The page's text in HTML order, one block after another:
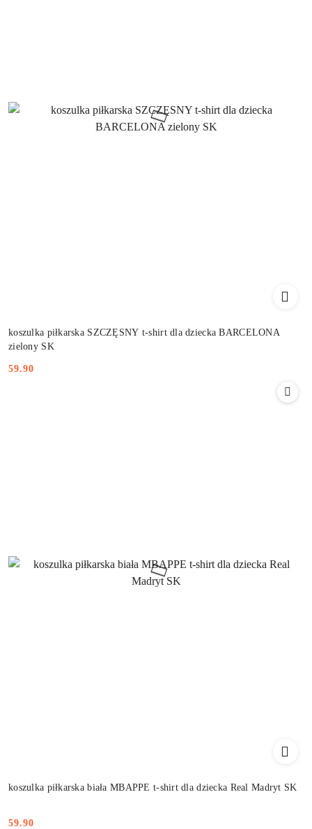
koszulka piłkarska SZCZĘSNY t-shirt dla dziecka BARCELONA
zielony SK
Cena:
59.90
koszulka piłkarska biała MBAPPE t-shirt dla dziecka Real Madryt SK
59.90